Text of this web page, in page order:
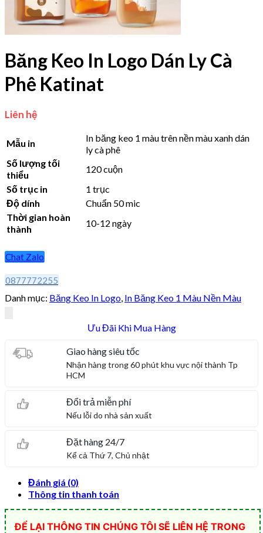
Băng Keo In Logo Dán Ly Cà
Phê Katinat
Liên hệ
Mẫu in
In băng keo 1 màu trên nền màu xanh dán
ly cà phê
Số lượng tối
thiểu
120 cuộn
Số trục in
1 trục
Độ dính
Chuẩn 50 mic
Thời gian hoàn
thành
10-12 ngày
Chat Zalo
0877772255
Danh mục: Băng Keo In Logo, In Băng Keo 1 Màu Nền Màu
Ưu Đãi Khi Mua Hàng
Giao hàng siêu tốc
Nhận hàng trong 60 phút khu vực nội thành Tp
HCM
Đổi trả miễn phí
Nếu lỗi do nhà sản xuất
Đặt hàng 24/7
Kể cả Thứ 7, Chủ nhật
Đánh giá (0)
Thông tin thanh toán